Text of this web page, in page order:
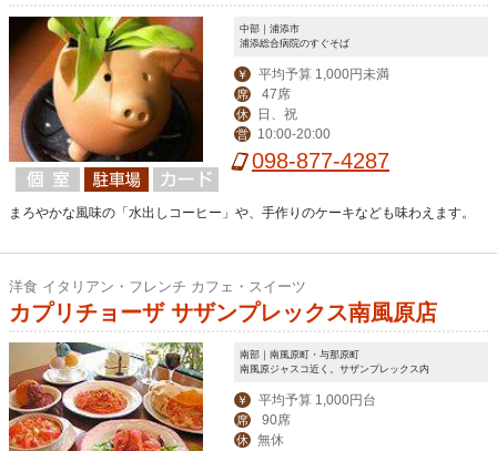
中部｜浦添市
浦添総合病院のすぐそば
￥ 平均予算 1,000円未満
席 47席
休 日、祝
営 10:00-20:00
098-877-4287
まろやかな風味の「水出しコーヒー」や、手作りのケーキなども味わえます。
洋食 イタリアン・フレンチ カフェ・スイーツ
カプリチョーザ サザンプレックス南風原店
南部｜南風原町・与那原町
南風原ジャスコ近く。サザンプレックス内
￥ 平均予算 1,000円台
席 90席
休 無休